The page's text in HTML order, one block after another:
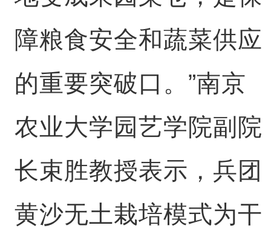
障粮食安全和蔬菜供应
的重要突破口。”南京
农业大学园艺学院副院
长束胜教授表示，兵团
黄沙无土栽培模式为干